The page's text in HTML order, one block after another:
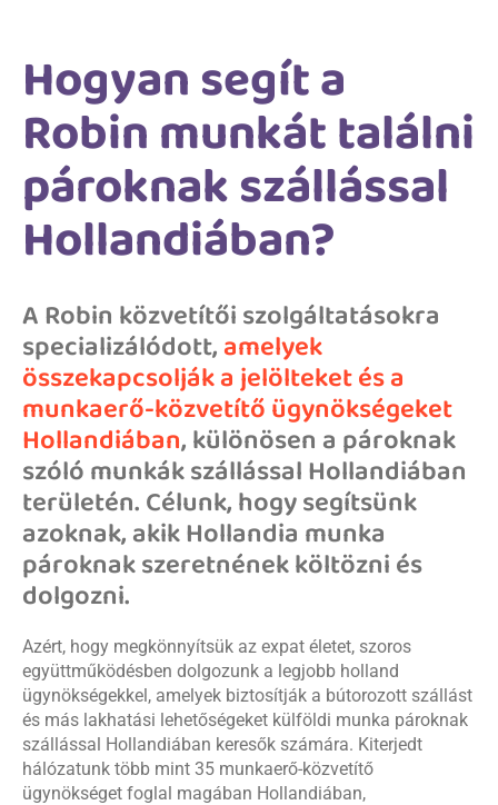
Hogyan segít a
Robin munkát találni
pároknak szállással
Hollandiában?
A Robin közvetítői szolgáltatásokra
specializálódott,amelyek
összekapcsolják a jelölteket és a
munkaerő-közvetítő ügynökségeket
Hollandiában, különösen a pároknak
szóló munkák szállással Hollandiában
területén. Célunk, hogy segítsünk
azoknak, akik Hollandia munka
pároknak szeretnének költözni és
dolgozni.
Azért, hogy megkönnyítsük az expat életet, szoros
együttműködésben dolgozunk a legjobb holland
ügynökségekkel, amelyek biztosítják a bútorozott szállást
és más lakhatási lehetőségeket külföldi munka pároknak
szállással Hollandiában keresők számára. Kiterjedt
hálózatunk több mint 35 munkaerő-közvetítő
ügynökséget foglal magában Hollandiában,